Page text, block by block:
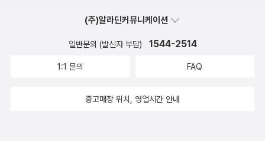
순간에, 집에 쌓여있던 수많은 책들 중에 그 책이 눈에 띄었었다. 내
내게 말을 건네고 있는 듯한 그 책을 집어 들었다. 누구의 인생도 완
벽하게 아름답지만은 않다. 그러나 누구에게나 한 방은 있다. 삶의 어
간 반짝 빛을 더하는 사람들이 있어 세상은 망하지 않고 굴러간다. 세
어느 시점에 아주 재미있는 일이 쉰들러에게 일어났다. 유대인을 인
하크 스턴에게서 비롯했다. -101쪽내 바깥의 세계를 집단화해서 바
라보는 시각은 의외로 선량하기 짝이 없는 사람들에게서도 흔히 발견
시스템 안에서 생존할 수 있는 인간으로서는 절대 지양해야 할 경향
위해 내가 만난 모든 이들이 내겐 감동이고 기쁨이고 희망이었지만,
그 누구도 사람들이 기대하는 것만큼 위대하거나 훌륭하지 않았다.
책하는 사람들이었다. '백마 타고 오는 초인' 같은 존재는 현실에 없
에게나 한 방은 있다. 삶의 어느 길목에선가 자신의 가장 아름답고 선
라는 생각을 한다.지극히 인간적이어서 오히려 아름답다는 생각을 한
다.그저 하루 하루가 지나가는 것이 고맙다. 채현국<모든 이가 스승
이고, 모든 곳이 학교다>,<쓴맛이 사는 맛> 풍운아 채현국 김주완
다 서울시평생교육진흥원 기획, 신영복 외 지음, 김영철 엮음, 김영철
ㅠ 중고서점이 저렴한 가격에 책을 구입할수 있다는것외에 절판된
책을 찾을수 있다는 매력이 있는것 같습니다. 정꽃보라.정꽃나래
으로 구입하고 있어요. 사찰요리책 중에 가장 마음에 드는 요리책입
니다. 한권 정도 중식요리책을 가지고 있는것도 좋을것 같아 구입.
예요. 심플하고 미니멀한 삶 처음 채식주의자가 될테야~해서 가족
인 우리 가족을 위해 균형있는 식단을 하고 싶어서 구입했어요. 다이
(주)알라딘커뮤니케이션
일반문의 (발신자 부담) 1544-2514
1:1 문의 FAQ
중고매장 위치, 영업시간 안내